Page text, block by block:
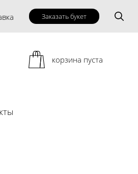
Заказать букет
корзина пуста